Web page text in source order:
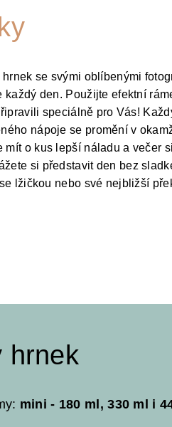
se svými oblíbenými
každý den. Použijte efektní
speciálně pro Vás!
nápoje se promění v
mít o kus lepší náladu a večer
si představit den bez
lžičkou nebo své nejbližší
hrnek
mini - 180 ml, 330 ml i